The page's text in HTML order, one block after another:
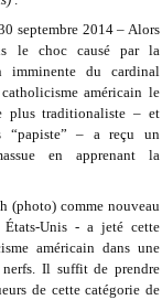
septembre 2014 – Alors
le choc causé par la
imminente du cardinal
américain le
plus traditionaliste – et
“papiste” – a reçu un
en apprenant la
(photo) comme nouveau
Unis - a jeté cette
américain dans une
Il suffit de prendre
de cette catégorie de